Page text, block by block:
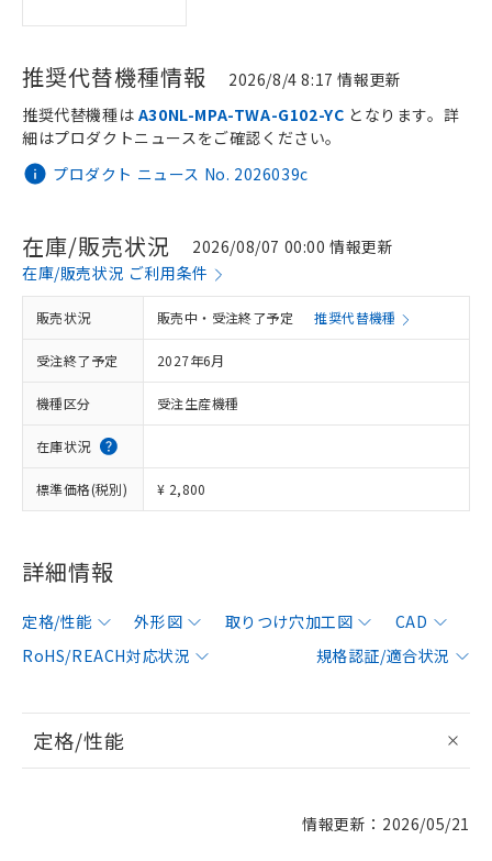
推奨代替機種情報 2026/8/4 8:17 情報更新
プロダクト ニュース No. 2026039c
推奨代替機種は A30NL-MPA-TWA-G102-YC となります。詳
細はプロダクトニュースをご確認ください。
在庫/販売状況
2026/08/07 00:00 情報更新
在庫/販売状況 ご利用条件
販売状況 販売中・受注終了予定 推奨代替機種
受注終了予定 2027年6月
機種区分 受注生産機種
在庫状況
標準価格(税別) ¥ 2,800
詳細情報
定格/性能 外形図 取りつけ穴加工図
CAD
RoHS/REACH対応状況
規格認証/適合状況
定格/性能
情報更新：2026/05/21